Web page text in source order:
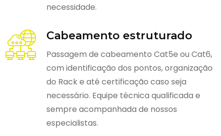
necessidade.
Cabeamento estruturado
Passagem de cabeamento Cat5e ou Cat6,
com identificação dos pontos, organização
do Rack e até certificação caso seja
necessário. Equipe técnica qualificada e
sempre acompanhada de nossos
especialistas.